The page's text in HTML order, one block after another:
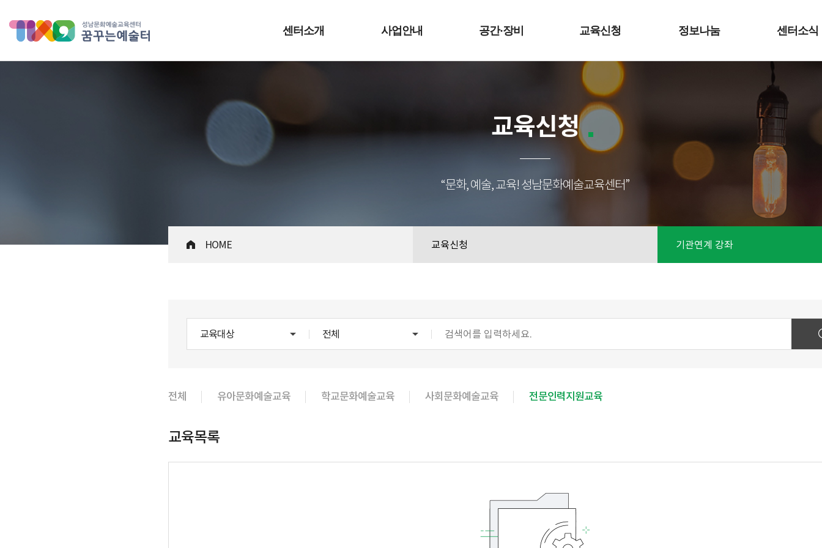
성남문화예술교육센터 꿈꾸는 예술터센터소개 사업안내 공간·장비 교육신청 정보나눔 센터소식
교육신청
“문화, 예술, 교육! 성남문화예술교육센터”
HOME 교육신청 기관연계 강좌
교육대상 전체
전체 유아문화예술교육 학교문화예술교육 사회문화예술교육 전문인력지원교육
교육목록